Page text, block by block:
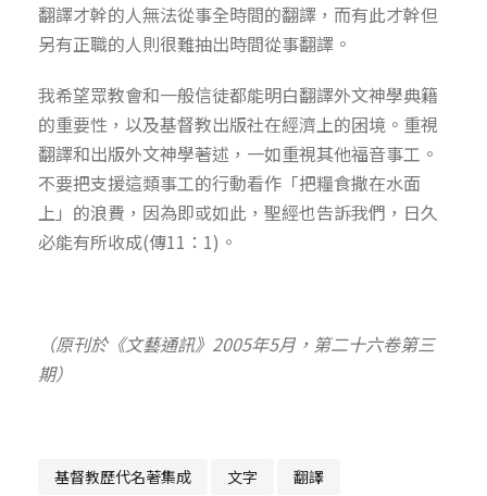
翻譯才幹的人無法從事全時間的翻譯，而有此才幹但
另有正職的人則很難抽出時間從事翻譯。
我希望眾教會和一般信徒都能明白翻譯外文神學典籍
的重要性，以及基督教出版社在經濟上的困境。重視
翻譯和出版外文神學著述，一如重視其他福音事工。
不要把支援這類事工的行動看作「把糧食撒在水面
上」的浪費，因為即或如此，聖經也告訴我們，日久
必能有所收成(傳11：1)。
（原刊於《文藝通訊》2005年5月，第二十六卷第三
期）
基督教歷代名著集成 文字 翻譯